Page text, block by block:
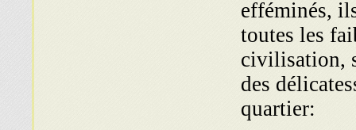
efféminés,
toutes les
civilisation,
des
quartier: